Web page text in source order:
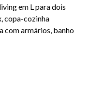
em L para dois
copa-cozinha
com armários, banho